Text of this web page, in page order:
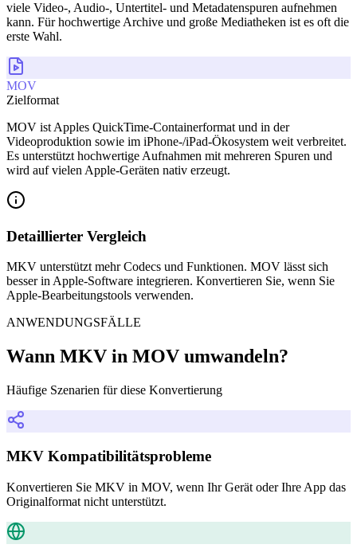
viele Video-, Audio-, Untertitel- und Metadatenspuren aufnehmen
kann. Für hochwertige Archive und große Mediatheken ist es oft die
erste Wahl.
MOV
Zielformat
MOV ist Apples QuickTime-Containerformat und in der
Videoproduktion sowie im iPhone-/iPad-Ökosystem weit verbreitet.
Es unterstützt hochwertige Aufnahmen mit mehreren Spuren und
wird auf vielen Apple-Geräten nativ erzeugt.
Detaillierter Vergleich
MKV unterstützt mehr Codecs und Funktionen. MOV lässt sich
besser in Apple-Software integrieren. Konvertieren Sie, wenn Sie
Apple-Bearbeitungstools verwenden.
ANWENDUNGSFÄLLE
Wann MKV in MOV umwandeln?
Häufige Szenarien für diese Konvertierung
MKV Kompatibilitätsprobleme
Konvertieren Sie MKV in MOV, wenn Ihr Gerät oder Ihre App das
Originalformat nicht unterstützt.